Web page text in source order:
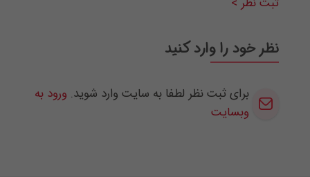
نظر خود را وارد کنید
برای ثبت نظر لطفا به سایت وارد شوید. ورود به
وبسایت